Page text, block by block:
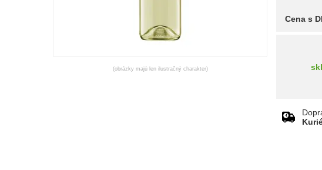
(obrázky majú len ilustračný charakter)
Cena s